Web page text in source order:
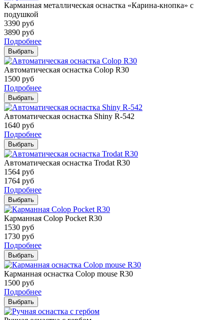
Карманная металлическая оснастка «Карина-кнопка» с
подушкой
3390 руб
3890 руб
Подробнее
Выбрать
Автоматическая оснастка Colop R30
1500 руб
Подробнее
Выбрать
Автоматическая оснастка Shiny R-542
1640 руб
Подробнее
Выбрать
Автоматическая оснастка Trodat R30
1564 руб
1764 руб
Подробнее
Выбрать
Карманная Colop Pocket R30
1530 руб
1730 руб
Подробнее
Выбрать
Карманная оснастка Colop mouse R30
1500 руб
Подробнее
Выбрать